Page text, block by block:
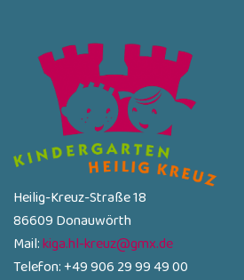
Heilig-Kreuz-Straße 18
86609 Donauwörth
Mail:kiga.hl-kreuz@gmx.de
Telefon: +49 906 29 99 49 00